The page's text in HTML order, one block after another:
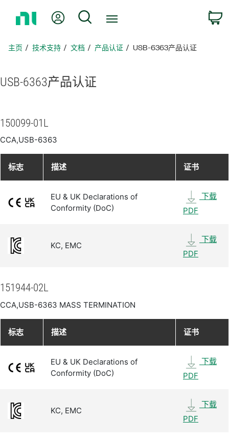
页
我的账户 搜索
主页 技术支持 文档 产品认证 USB-6363产品认证
USB-6363产品认证
150099-01L
CCA,USB-6363
标志 描述 证书
EU & UK Declarations of
Conformity (DoC)
下载
PDF
KC, EMC
下载
PDF
151944-02L
CCA,USB-6363 MASS TERMINATION
标志 描述 证书
EU & UK Declarations of
Conformity (DoC)
下载
PDF
KC, EMC
下载
PDF